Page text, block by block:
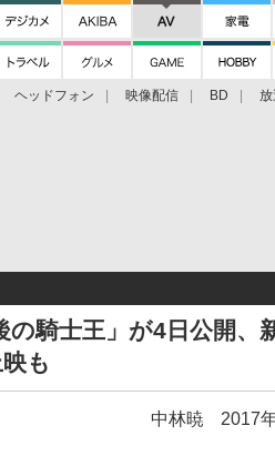
ヘッドフォン 映像配信 BD 放
の騎士王」が4日公開、
も
中林暁 2017